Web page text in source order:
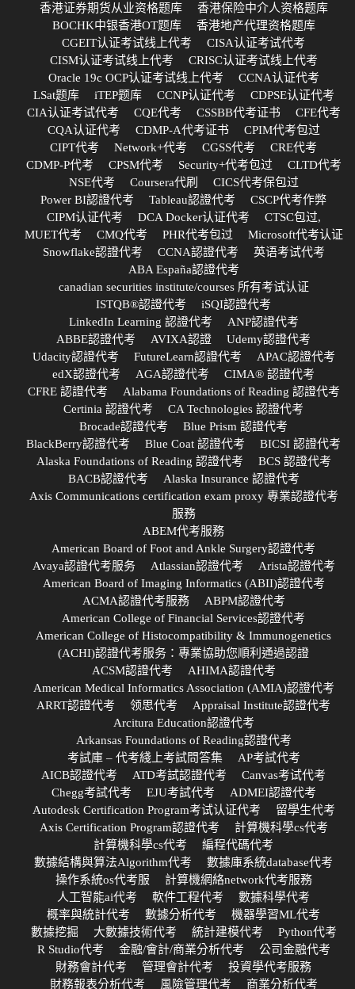
香港证券期货从业资格题库
香港保险中介人资格题库
BOCHK中银香港OT题库
香港地产代理资格题库
CGEIT认证考试线上代考
CISA认证考试代考
CISM认证考试线上代考
CRISC认证考试线上代考
Oracle 19c OCP认证考试线上代考
CCNA认证代考
LSat题库
iTEP题库 CCNP认证代考
CDPSE认证代考
CIA认证考试代考
CQE代考 CSSBB代考证书
CFE代考
CQA认证代考
CDMP-A代考证书
CPIM代考包过
CIPT代考
Network+代考 CGSS代考
CRE代考
CDMP-P代考
CPSM代考 Security+代考包过
CLTD代考
NSE代考
Coursera代刷
CICS代考保包过
Power BI認證代考
Tableau認證代考
CSCP代考作弊
CIPM认证代考
DCA Docker认证代考
CTSC包过,
MUET代考
CMQ代考 PHR代考包过
Microsoft代考认证
Snowflake認證代考
CCNA認證代考
英语考试代考
ABA España認證代考
canadian securities institute/courses 所有考试认证
ISTQB®認證代考
iSQI認證代考
LinkedIn Learning 認證代考
ANP認證代考
ABBE認證代考
AVIXA認證
Udemy認證代考
Udacity認證代考
FutureLearn認證代考
APAC認證代考
edX認證代考
AGA認證代考
CIMA® 認證代考
CFRE 認證代考
Alabama Foundations of Reading 認證代考
Certinia 認證代考
CA Technologies 認證代考
Brocade認證代考
Blue Prism 認證代考
BlackBerry認證代考
Blue Coat 認證代考
BICSI 認證代考
Alaska Foundations of Reading 認證代考
BCS 認證代考
BACB認證代考
Alaska Insurance 認證代考
Axis Communications certification exam proxy 專業認證代考
服務
ABEM代考服務
American Board of Foot and Ankle Surgery認證代考
Avaya認證代考服务
Atlassian認證代考
Arista認證代考
American Board of Imaging Informatics (ABII)認證代考
ACMA認證代考服務
ABPM認證代考
American College of Financial Services認證代考
American College of Histocompatibility & Immunogenetics
(ACHI)認證代考服务：專業協助您順利通過認證
ACSM認證代考
AHIMA認證代考
American Medical Informatics Association (AMIA)認證代考
ARRT認證代考
领思代考
Appraisal Institute認證代考
Arcitura Education認證代考
Arkansas Foundations of Reading認證代考
考試庫 – 代考綫上考試問答集
AP考試代考
AICB認證代考
ATD考試認證代考
Canvas考试代考
Chegg考試代考
EJU考試代考
ADMEI認證代考
Autodesk Certification Program考试认证代考
留學生代考
Axis Certification Program認證代考
計算機科學cs代考
計算機科學cs代考
編程代碼代考
數據結構與算法Algorithm代考
數據庫系統database代考
操作系統os代考服
計算機網絡network代考服務
人工智能ai代考
軟件工程代考
數據科學代考
概率與統計代考
數據分析代考
機器學習ML代考
數據挖掘
大數據技術代考 統計建模代考
Python代考
R Studio代考
金融/會計/商業分析代考
公司金融代考
財務會計代考
管理會計代考
投資學代考服務
財務報表分析代考
風險管理代考 商業分析代考